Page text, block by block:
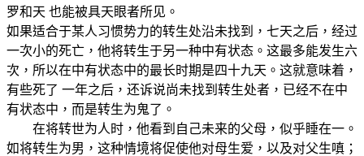
罗和天 也能被具天眼者所见。
如果适合于某人习惯势力的转生处沿未找到，七天之后，经过
一次小的死亡，他将转生于另一种中有状态。这最多能发生六
次，所以在中有状态中的最长时期是四十九天。这就意味着，
有些死了 一年之后，还诉说尚未找到转生处者，已经不在中
有状态中，而是转生为鬼了。
在将转世为人时，他看到自己未来的父母，似乎睡在一。
如将转生为男，这种情境将促使他对母生爱，以及对父生嗔；